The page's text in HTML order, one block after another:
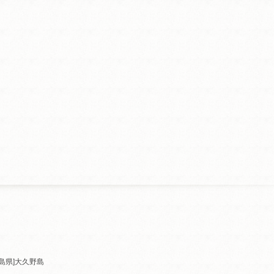
県]大久野島